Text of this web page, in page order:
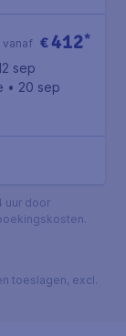
€412*
vanaf
sep
• 20 sep
uur door
toeslagen, excl.